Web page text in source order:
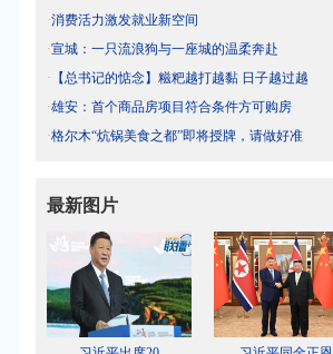
·消费活力激发就业新空间
·宣城：一只流浪狗与一座城的温柔奔赴
· 【总书记的惦念】糍粑越打越黏 日子越过越
·雄安：首个商品房项目符合条件方可购房
·格尔木“炕锅美食之都”即将授牌，请做好准
最新图片